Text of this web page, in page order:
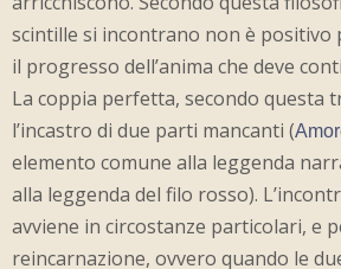
scintille si incontrano non è positivo
il progresso dell’anima che deve
La coppia perfetta, secondo questa
l’incastro di due parti mancanti (
elemento comune alla leggenda
alla leggenda del filo rosso).
avviene in circostanze particolari, e
reincarnazione, ovvero quando le